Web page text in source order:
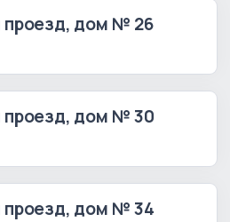
проезд, дом № 26
проезд, дом № 30
проезд, дом № 34